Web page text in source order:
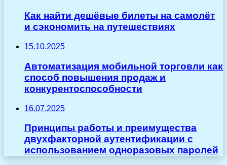
Как найти дешёвые билеты на самолёт
и сэкономить на путешествиях
15.10.2025
Автоматизация мобильной торговли как
способ повышения продаж и
конкурентоспособности
16.07.2025
Принципы работы и преимущества
двухфакторной аутентификации с
использованием одноразовых паролей